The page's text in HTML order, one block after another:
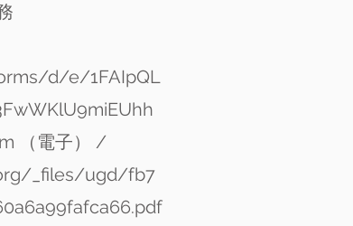
d/e/1FAIpQL
（電子） /
_files/ugd/fb7